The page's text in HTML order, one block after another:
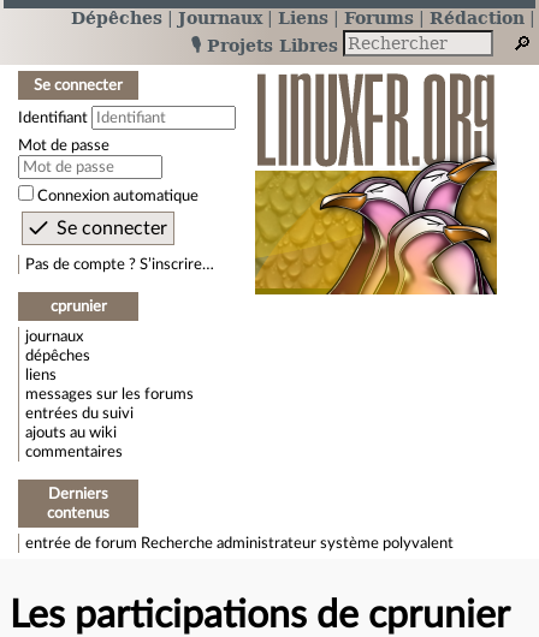
Dépêches Journaux Liens Forums
Rédaction
🎙️ Projets Libres
Se connecter
Identifiant
Mot de passe
Connexion automatique
Pas de compte ? S’inscrire…
cprunier
journaux
dépêches
liens
messages sur les forums
entrées du suivi
ajouts au wiki
commentaires
Derniers
contenus
entrée de forum Recherche administrateur système polyvalent
Les participations de cprunier